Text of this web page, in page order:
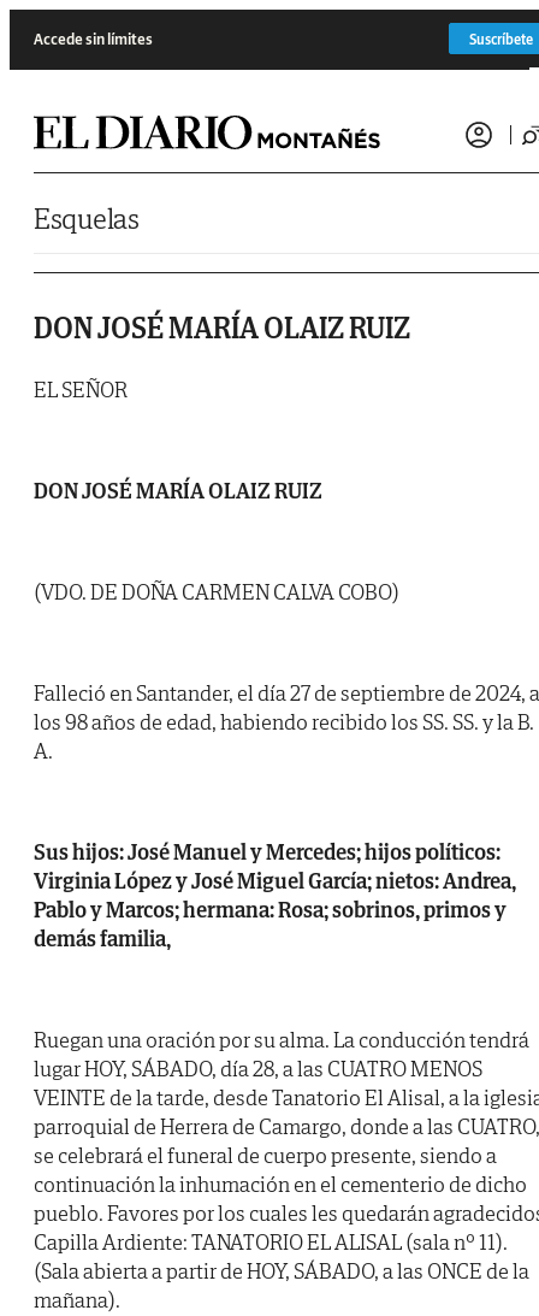
Accede sin límites Suscríbete
Esquelas
DON JOSÉ MARÍA OLAIZ RUIZ
EL SEÑOR
DON JOSÉ MARÍA OLAIZ RUIZ
(VDO. DE DOÑA CARMEN CALVA COBO)
Falleció en Santander, el día 27 de septiembre de 2024, a
los 98 años de edad, habiendo recibido los SS. SS. y la B.
A.
Sus hijos: José Manuel y Mercedes; hijos políticos:
Virginia López y José Miguel García; nietos: Andrea,
Pablo y Marcos; hermana: Rosa; sobrinos, primos y
demás familia,
Ruegan una oración por su alma. La conducción tendrá
lugar HOY, SÁBADO, día 28, a las CUATRO MENOS
VEINTE de la tarde, desde Tanatorio El Alisal, a la
parroquial de Herrera de Camargo, donde a las CUATRO,
se celebrará el funeral de cuerpo presente, siendo a
continuación la inhumación en el cementerio de dicho
pueblo. Favores por los cuales les quedarán
Capilla Ardiente: TANATORIO EL ALISAL (sala nº 11).
(Sala abierta a partir de HOY, SÁBADO, a las ONCE de la
mañana).